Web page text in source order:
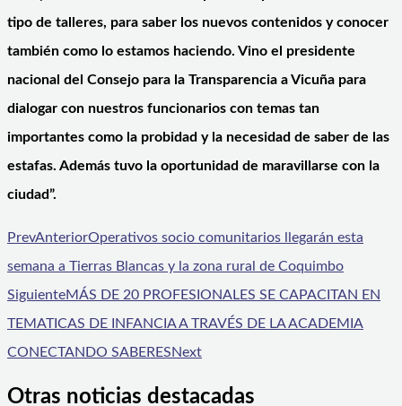
tipo de talleres, para saber los nuevos contenidos y conocer
también como lo estamos haciendo. Vino el presidente
nacional del Consejo para la Transparencia a Vicuña para
dialogar con nuestros funcionarios con temas tan
importantes como la probidad y la necesidad de saber de las
estafas. Además tuvo la oportunidad de maravillarse con la
ciudad”.
PrevAnteriorOperativos socio comunitarios llegarán esta
semana a Tierras Blancas y la zona rural de Coquimbo
SiguienteMÁS DE 20 PROFESIONALES SE CAPACITAN EN
TEMATICAS DE INFANCIA A TRAVÉS DE LA ACADEMIA
CONECTANDO SABERESNext
Otras noticias destacadas